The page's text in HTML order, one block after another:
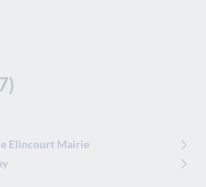
Elincourt Mairie